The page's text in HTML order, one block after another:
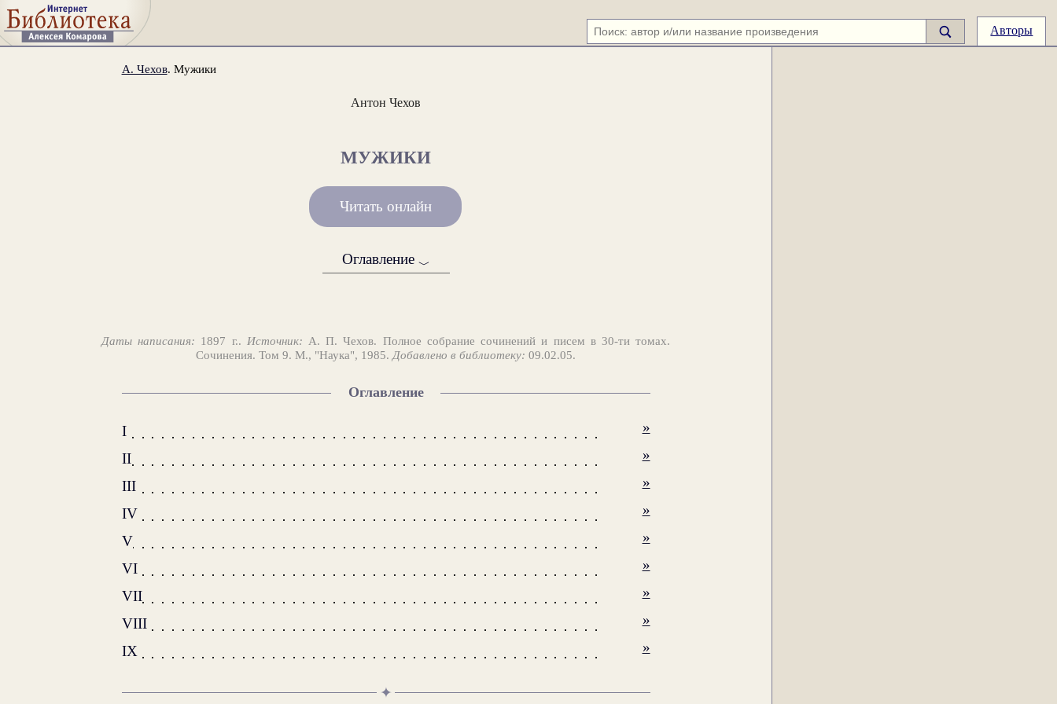
Авторы
А. Чехов. Мужики
Антон Чехов
МУЖИКИ
Читать онлайн
Оглавление ﹀
Даты написания: 1897 г.. Источник: А. П. Чехов. Полное собрание сочинений и писем в 30-ти томах.
Сочинения. Том 9. М., "Наука", 1985. Добавлено в библиотеку: 09.02.05.
Оглавление
I
»
II
»
III
»
IV
»
V
»
VI
»
VII
»
VIII
»
IX
»
✦